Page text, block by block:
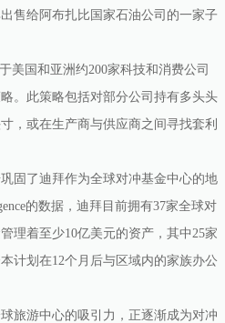
售给阿布扎比国家石油公司的一家子
美国和亚洲约200家科技和消费公司
。此策略包括对部分公司持有多头头
，或在生产商与供应商之间寻找套利
固了迪拜作为全球对冲基金中心的地
的数据，迪拜目前拥有37家全球对
理着至少10亿美元的资产，其中25家
计划在12个月后与区域内的家族办公
旅游中心的吸引力，正逐渐成为对冲